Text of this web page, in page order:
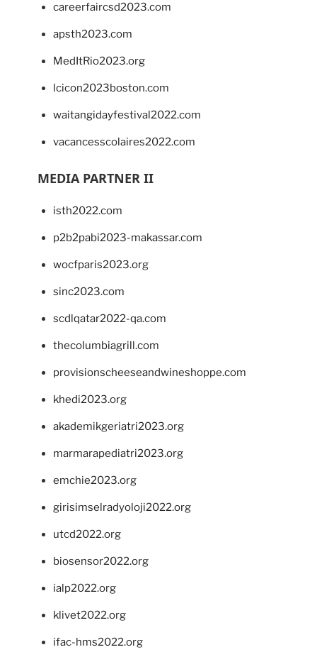
careerfaircsd2023.com
apsth2023.com
MedItRio2023.org
lcicon2023boston.com
waitangidayfestival2022.com
vacancesscolaires2022.com
MEDIA PARTNER II
isth2022.com
p2b2pabi2023-makassar.com
wocfparis2023.org
sinc2023.com
scdlqatar2022-qa.com
thecolumbiagrill.com
provisionscheeseandwineshoppe.com
khedi2023.org
akademikgeriatri2023.org
marmarapediatri2023.org
emchie2023.org
girisimselradyoloji2022.org
utcd2022.org
biosensor2022.org
ialp2022.org
klivet2022.org
ifac-hms2022.org